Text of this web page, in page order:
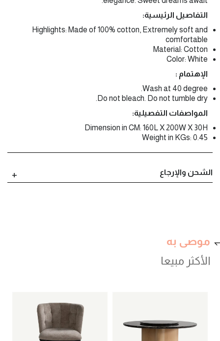
التفاصيل الرئيسية:
Highlights: Made of 100% cotton, Extremely soft and
comfortable
Material: Cotton
Color: White
الإهتمام :
Wash at 40 degree.
Do not bleach. Do not tumble dry.
المواصفات التفصيلية:
Dimension in CM: 160L X 200W X 30H
Weight in KGs: 0.45
الشحن والإرجاع
موصى به
الأكثر مبيعا